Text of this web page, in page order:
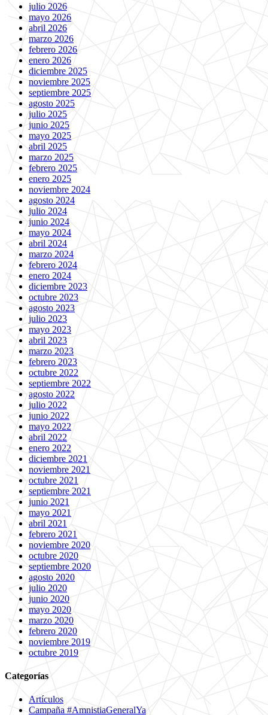
julio 2026
mayo 2026
abril 2026
marzo 2026
febrero 2026
enero 2026
diciembre 2025
noviembre 2025
septiembre 2025
agosto 2025
julio 2025
junio 2025
mayo 2025
abril 2025
marzo 2025
febrero 2025
enero 2025
noviembre 2024
agosto 2024
julio 2024
junio 2024
mayo 2024
abril 2024
marzo 2024
febrero 2024
enero 2024
diciembre 2023
octubre 2023
agosto 2023
julio 2023
mayo 2023
abril 2023
marzo 2023
febrero 2023
octubre 2022
septiembre 2022
agosto 2022
julio 2022
junio 2022
mayo 2022
abril 2022
enero 2022
diciembre 2021
noviembre 2021
octubre 2021
septiembre 2021
junio 2021
mayo 2021
abril 2021
febrero 2021
noviembre 2020
octubre 2020
septiembre 2020
agosto 2020
julio 2020
junio 2020
mayo 2020
marzo 2020
febrero 2020
noviembre 2019
octubre 2019
Categorías
Artículos
Campaña #AmnistiaGeneralYa